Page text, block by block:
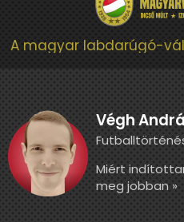
A magyar labdarúgó-
Végh
Miért
meg jobban »